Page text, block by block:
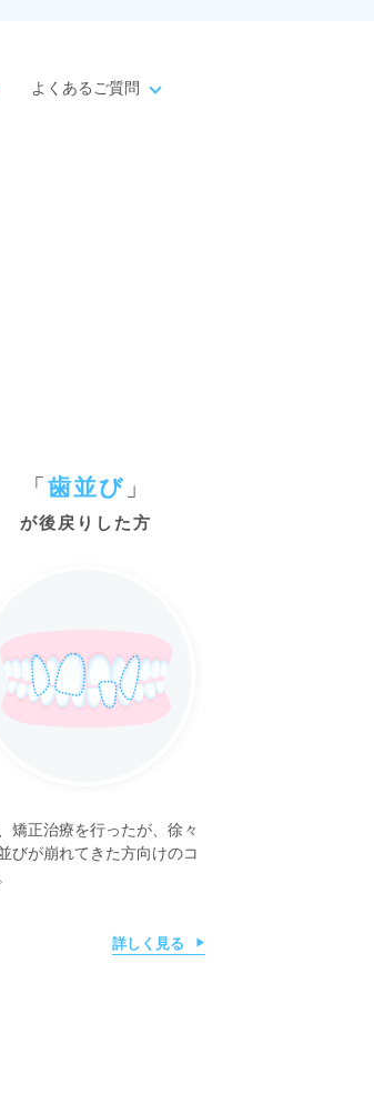
よくあるご質問
「 歯並び 」
が後戻りした方
矯正治療を行ったが、徐々
びが崩れてきた方向けのコ
詳しく見る